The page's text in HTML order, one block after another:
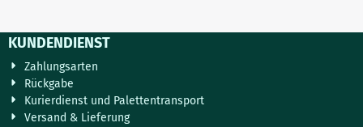
KUNDENDIENST
Zahlungsarten
Rückgabe
Kurierdienst und Palettentransport
Versand & Lieferung